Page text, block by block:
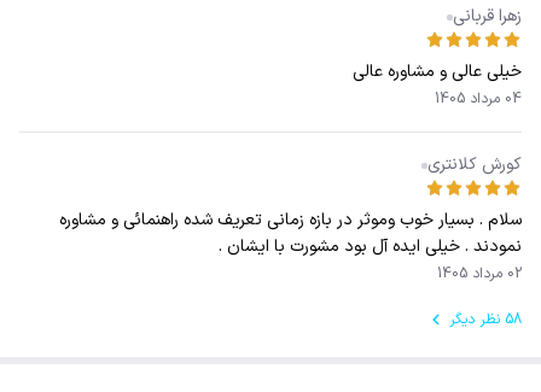
زهرا قربانی
خیلی عالی و مشاوره عالی
04 مرداد 1405
کورش کلانتری
سلام . بسیار خوب و‌موثر در بازه زمانی تعریف شده راهنمائی و مشاوره
نمودند . خیلی ایده آل بود مشورت با ایشان .
02 مرداد 1405
58 نظر دیگر